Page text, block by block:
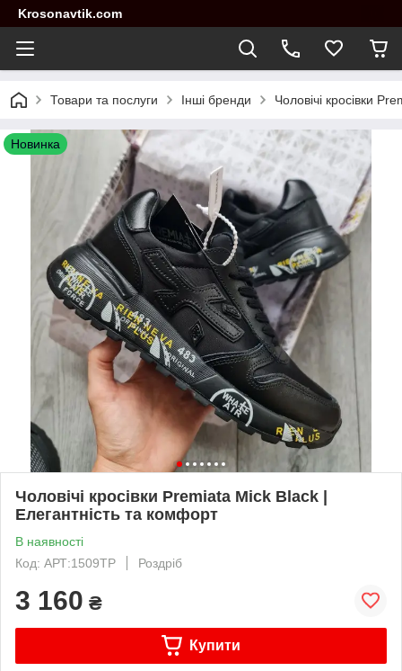
Krosonavtik.com
Товари та послуги Інші бренди Чоловічі кросівки
Новинка
Чоловічі кросівки Premiata Mick Black |
Елегантність та комфорт
В наявності
Код: АРТ:1509TP
Роздріб
3 160 ₴
Купити